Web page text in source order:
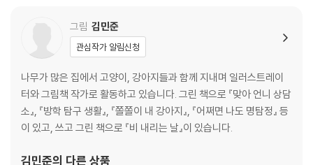
그림 김민준
관심작가 알림신청
나무가 많은 집에서 고양이, 강아지들과 함께 지내며 일러스트레이
터와 그림책 작가로 활동하고 있습니다. 그린 책으로 『맞아 언니 상담
소』, 『방학 탐구 생활』, 『쫄쫄이 내 강아지』, 『어쩌면 나도 명탐정』 등
이 있고, 쓰고 그린 책으로 『비 내리는 날』이 있습니다.
김민준의 다른 상품